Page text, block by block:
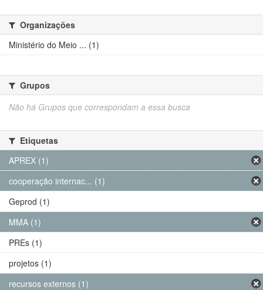
Organizações
Ministério do Meio ... (1)
Grupos
Não há Grupos que correspondam a essa busca
Etiquetas
APREX (1)
cooperação internac... (1)
Geprod (1)
MMA (1)
PREs (1)
projetos (1)
recursos externos (1)